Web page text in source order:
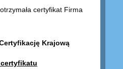
certyfikat Firma
Krajową